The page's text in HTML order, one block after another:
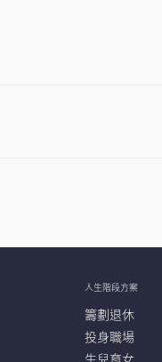
人生階段方案
籌劃退休
投身職場
生兒育女